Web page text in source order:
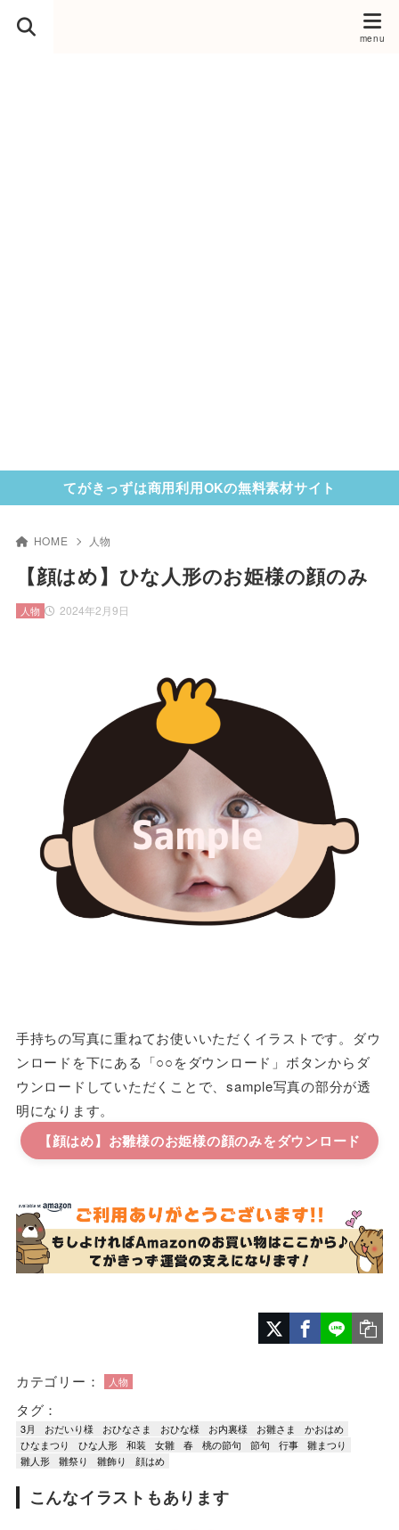
てがきっずは商用利用OKの無料素材サイト
HOME 人物
【顔はめ】ひな人形のお姫様の顔のみ
2024年2月9日
人物
手持ちの写真に重ねてお使いいただくイラストです。ダウ
ンロードを下にある「○○をダウンロード」ボタンからダ
ウンロードしていただくことで、sample写真の部分が透
明になります。
【顔はめ】お雛様のお姫様の顔のみ
カテゴリー： 人物
タグ：
3月 おだいり様 おひなさま おひな様 お内裏様 お雛さま
かおはめ
ひなまつり
ひな人形 和装 女雛 春 桃の節句 節句 行事
雛まつり
雛人形
雛祭り 雛飾り 顔はめ
こんなイラストもあります